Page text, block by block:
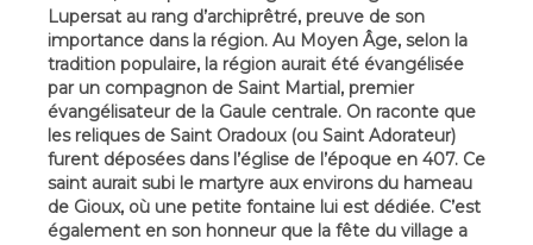
Lupersat au rang d’archiprêtré, preuve de son
importance dans la région. Au Moyen Âge, selon la
tradition populaire, la région aurait été évangélisée
par un compagnon de Saint Martial, premier
évangélisateur de la Gaule centrale. On raconte que
les reliques de Saint Oradoux (ou Saint Adorateur)
furent déposées dans l’église de l’époque en 407. Ce
saint aurait subi le martyre aux environs du hameau
de Gioux, où une petite fontaine lui est dédiée. C’est
également en son honneur que la fête du village a